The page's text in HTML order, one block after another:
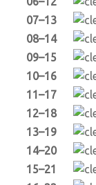
07–13
08–14
09–15
10–16
11–17
12–18
13–19
14–20
15–21